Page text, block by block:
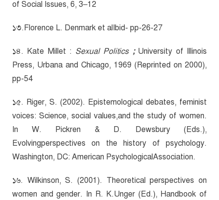
of Social Issues, 6, 3–12
১৩.Florence L. Denmark et alIbid- pp-26-27
১৪. Kate Millet : Sexual Politics; University of Illinois
Press, Urbana and Chicago, 1969 (Reprinted on 2000),
pp-54
১৫. Riger, S. (2002). Epistemological debates, feminist
voices: Science, social values,and the study of women.
In W. Pickren & D. Dewsbury (Eds.),
Evolvingperspectives on the history of psychology.
Washington, DC: American PsychologicalAssociation.
১৬. Wilkinson, S. (2001). Theoretical perspectives on
women and gender. In R. K.Unger (Ed.), Handbook of